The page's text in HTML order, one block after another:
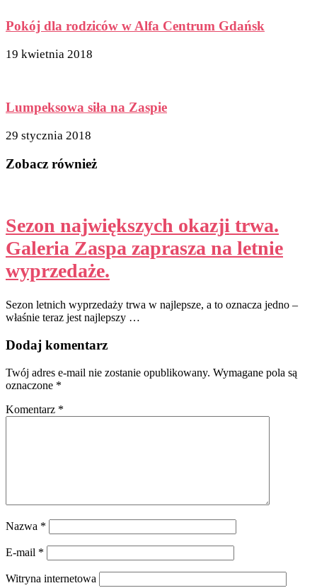
Pokój dla rodziców w Alfa Centrum Gdańsk
19 kwietnia 2018
Lumpeksowa siła na Zaspie
29 stycznia 2018
Zobacz również
Sezon największych okazji trwa.
Galeria Zaspa zaprasza na letnie
wyprzedaże.
Sezon letnich wyprzedaży trwa w najlepsze, a to oznacza jedno –
właśnie teraz jest najlepszy …
Dodaj komentarz
Twój adres e-mail nie zostanie opublikowany. Wymagane pola są
oznaczone *
Komentarz *
Nazwa *
E-mail *
Witryna internetowa